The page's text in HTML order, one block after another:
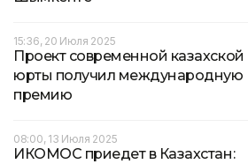
15:36, 20 Июля 2025
Проект современной казахской
юрты получил международную
премию
08:00, 13 Июля 2025
ИКОМОС приедет в Казахстан: